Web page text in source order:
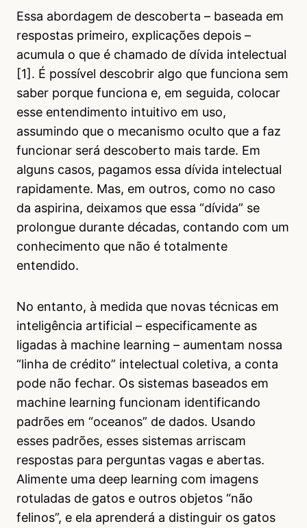
Essa abordagem de descoberta – baseada em
respostas primeiro, explicações depois –
acumula o que é chamado de dívida intelectual
[1]. É possível descobrir algo que funciona sem
saber porque funciona e, em seguida, colocar
esse entendimento intuitivo em uso,
assumindo que o mecanismo oculto que a faz
funcionar será descoberto mais tarde. Em
alguns casos, pagamos essa dívida intelectual
rapidamente. Mas, em outros, como no caso
da aspirina, deixamos que essa “dívida” se
prolongue durante décadas, contando com um
conhecimento que não é totalmente
entendido.
No entanto, à medida que novas técnicas em
inteligência artificial – especificamente as
ligadas à machine learning – aumentam nossa
“linha de crédito” intelectual coletiva, a conta
pode não fechar. Os sistemas baseados em
machine learning funcionam identificando
padrões em “oceanos” de dados. Usando
esses padrões, esses sistemas arriscam
respostas para perguntas vagas e abertas.
Alimente uma deep learning com imagens
rotuladas de gatos e outros objetos “não
felinos”, e ela aprenderá a distinguir os gatos